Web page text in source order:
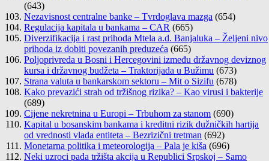
(643)
Nezavisnost centralne banke – Tvrdoglava mazga (654)
Regulacija kapitala u bankama – CAR (665)
Diverzifikacija i rast prihoda Mtela a.d. Banjaluka – Željeni nivo
prihoda iz dobiti povezanih preduzeća (665)
Poljoprivreda u Bosni i Hercegovini između državnog deviznog
kursa i državnog budžeta – Traktorijada u Bužimu (673)
Strana valuta u bankarskom sektoru – Mit o Sizifu (678)
Kako prevazići strah od tržišnog rizika? – Kao virusi i bakterije
(689)
Cijene nekretnina u Europi – Trbuhom za stanom (690)
Kapital u bosanskim bankama i kreditni rizik dužničkih hartija
od vrednosti vlada entiteta – Bezrizični tretman (692)
Monetarna politika i meteorologija – Pala je kiša (696)
Neki uzroci pada tržišta akcija u Republici Srpskoj – Samo